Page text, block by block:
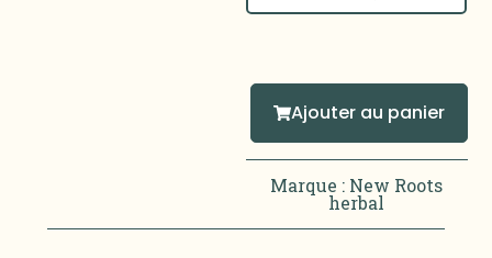
Ajouter au panier
Marque : New Roots
herbal